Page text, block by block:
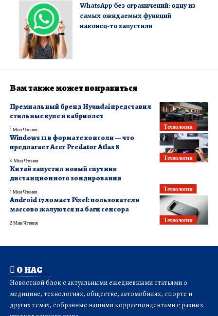
WhatsApp без ограничений: одну из
самых ожидаемых функций
наконец-то запустили
Вам также может понравиться
Технологии
Премиальный бренд Hyundai представил
стильные купе и кабриолет
1 Мин Чтения
Технологии
Windows 11 в формате консоли — что
предлагает Acer Predator Atlas 8
4 Мин Чтения
Технологии
Китай запустил новый спутник
дистанционного зондирования
1 Мин Чтения
Технологии
Android 17 ломает Pixel: пользователи
массово жалуются на баги сенсора
2 Мин Чтения
О НАС
Новостной блок с актуальными ежедневными статьями о
медицине, технологиях, обществе, автомобилях, спорте и
других темах, собранные нашими корреспондентами с разных